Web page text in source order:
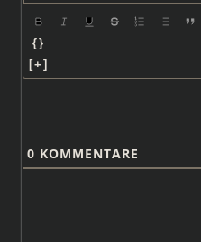
{}
[+]
0 KOMMENTARE